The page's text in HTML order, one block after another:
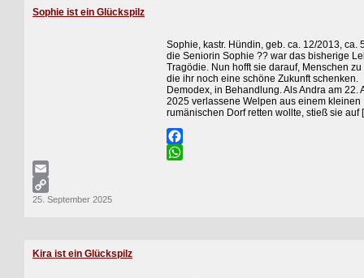
Sophie ist ein Glückspilz
Sophie, kastr. Hündin, geb. ca. 12/2013, ca.
die Seniorin Sophie ?? war das bisherige
Tragödie. Nun hofft sie darauf, Menschen zu
die ihr noch eine schöne Zukunft schenken.
Demodex, in Behandlung. Als Andra am 22.
2025 verlassene Welpen aus einem kleinen
rumänischen Dorf retten wollte, stieß sie
Facebook
WhatsApp
Email
Copy
25. September 2025
Kira ist ein Glückspilz